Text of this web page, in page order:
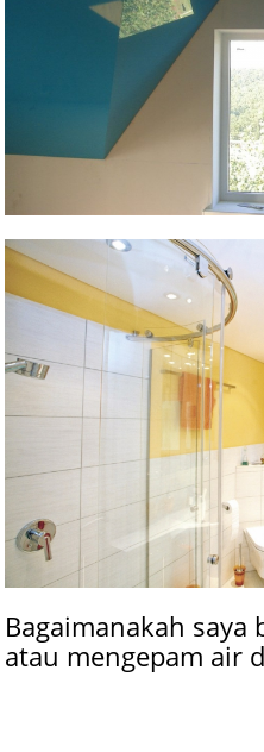
Bagaimanakah
atau mengepam air